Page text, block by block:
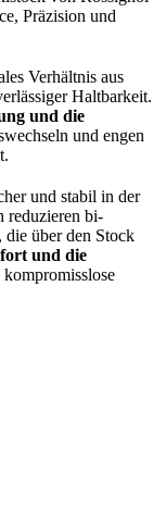
Präzision und
Verhältnis aus
Haltbarkeit.
und die
und engen
und stabil in der
reduzieren bi-
, die über den Stock
und die